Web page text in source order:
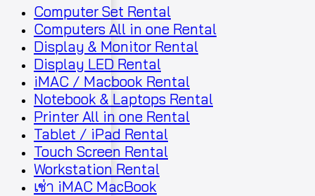
Computer Set Rental
Computers All in one Rental
Display & Monitor Rental
Display LED Rental
iMAC / Macbook Rental
Notebook & Laptops Rental
Printer All in one Rental
Tablet / iPad Rental
Touch Screen Rental
Workstation Rental
เช่า iMAC MacBook